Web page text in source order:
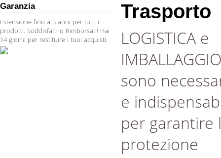
Garanzia
Estensione fino a 5 anni per tutti i
prodotti. Soddisfatti o Rimborsati! Hai
14 giorni per restituire i tuoi acquisti.
Trasporto
LOGISTICA e
IMBALLAGGIO
sono
e
per garantire
protezione